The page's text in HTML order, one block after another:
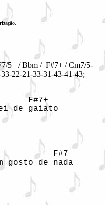
5+ / Bbm / F#7+ / Cm7/5-
22-21-33-31-43-41-43;
F#7+
de gaiato
F#7
de nada